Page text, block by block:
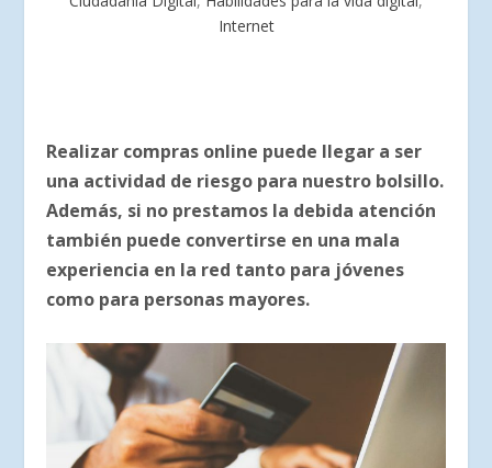
Internet
Realizar compras online puede llegar a ser
una actividad de riesgo para nuestro bolsillo.
Además, si no prestamos la debida atención
también puede convertirse en una mala
experiencia en la red tanto para jóvenes
como para personas mayores.